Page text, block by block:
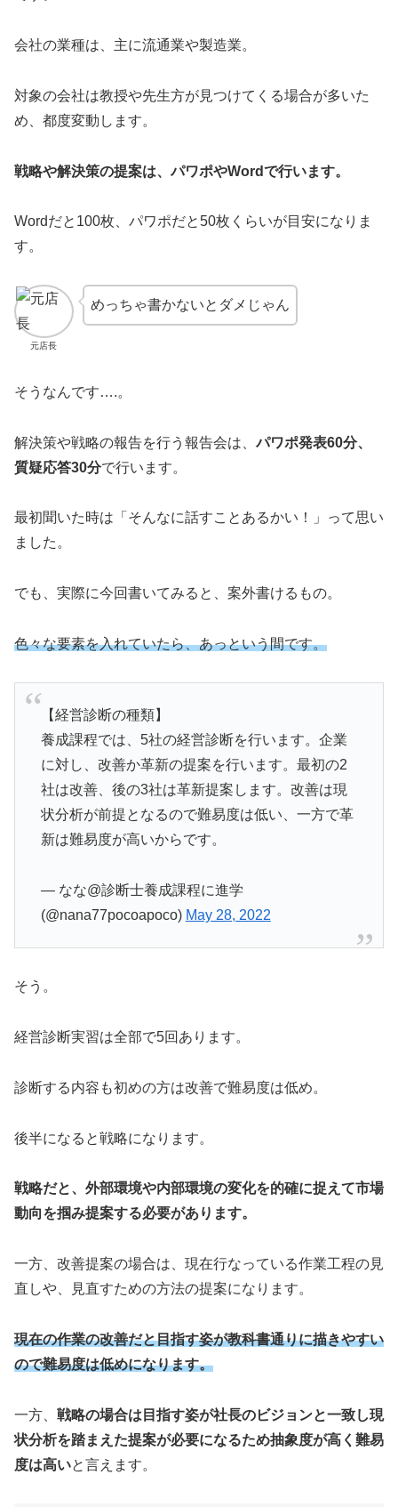
会社の業種は、主に流通業や製造業。
対象の会社は教授や先生方が見つけてくる場合が多いた
め、都度変動します。
戦略や解決策の提案は、パワポやWordで行います。
Wordだと100枚、パワポだと50枚くらいが目安になりま
す。
元店長
めっちゃ書かないとダメじゃん
そうなんです….。
解決策や戦略の報告を行う報告会は、パワポ発表60分、
質疑応答30分で行います。
最初聞いた時は「そんなに話すことあるかい！」って思い
ました。
でも、実際に今回書いてみると、案外書けるもの。
色々な要素を入れていたら、あっという間です。
【経営診断の種類】
養成課程では、5社の経営診断を行います。企業
に対し、改善か革新の提案を行います。最初の2
社は改善、後の3社は革新提案します。改善は現
状分析が前提となるので難易度は低い、一方で革
新は難易度が高いからです。
— なな@診断士養成課程に進学
(@nana77pocoapoco) May 28, 2022
そう。
経営診断実習は全部で5回あります。
診断する内容も初めの方は改善で難易度は低め。
後半になると戦略になります。
戦略だと、外部環境や内部環境の変化を的確に捉えて市場
動向を掴み提案する必要があります。
一方、改善提案の場合は、現在行なっている作業工程の見
直しや、見直すための方法の提案になります。
現在の作業の改善だと目指す姿が教科書通りに描きやすい
ので難易度は低めになります。
一方、 戦略の場合は目指す姿が社長のビジョンと一致し現
状分析を踏まえた提案が必要になるため抽象度が高く難易
度は高いと言えます。